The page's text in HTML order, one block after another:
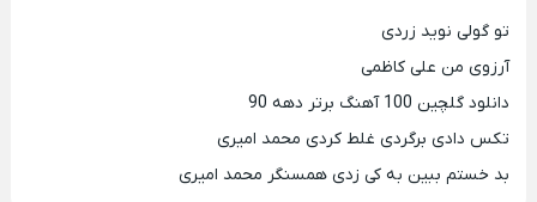
تو گولی نوید زردی
آرزوی من علی کاظمی
دانلود گلچین 100 آهنگ برتر دهه 90
تکس دادی برگردی غلط کردی محمد امیری
بد خستم ببین به کی زدی همسنگر محمد امیری